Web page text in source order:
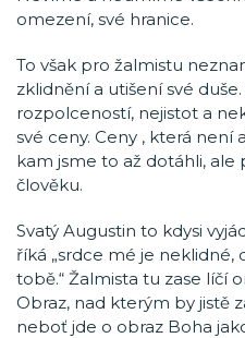
omezení, své hranice.
To však pro žalmistu
zklidnění a utišení své
rozpolceností, nejistot a
své ceny. Ceny , která není
kam jsme to až dotáhli, ale
člověku.
Svatý Augustin to kdysi
říká „srdce mé je neklidné,
tobě.“ Žalmista tu zase líčí
Obraz, nad kterým by jistě
neboť jde o obraz Boha